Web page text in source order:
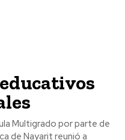
Multigrado por parte de
de Nayarit reunió a